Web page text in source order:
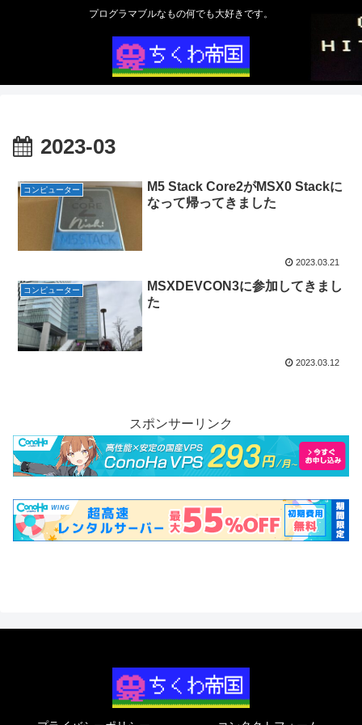
プログラマブルなもの何でも大好きです。
2023-03
コンピューター
M5 Stack Core2がMSX0 Stackに
なって帰ってきました
2023.03.21
コンピューター
MSXDEVCON3に参加してきまし
た
2023.03.12
スポンサーリンク